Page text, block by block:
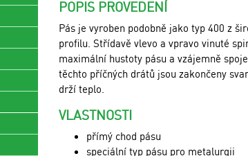
POPIS PROVEDENÍ
Pás je vyroben podobně jako typ 400 z
profilu. Střídavě vlevo a vpravo vinuté
maximální hustoty pásu a vzájemně
těchto příčných drátů jsou zakončeny
drží teplo.
VLASTNOSTI
přímý chod pásu
speciální typ pásu pro metalurgii